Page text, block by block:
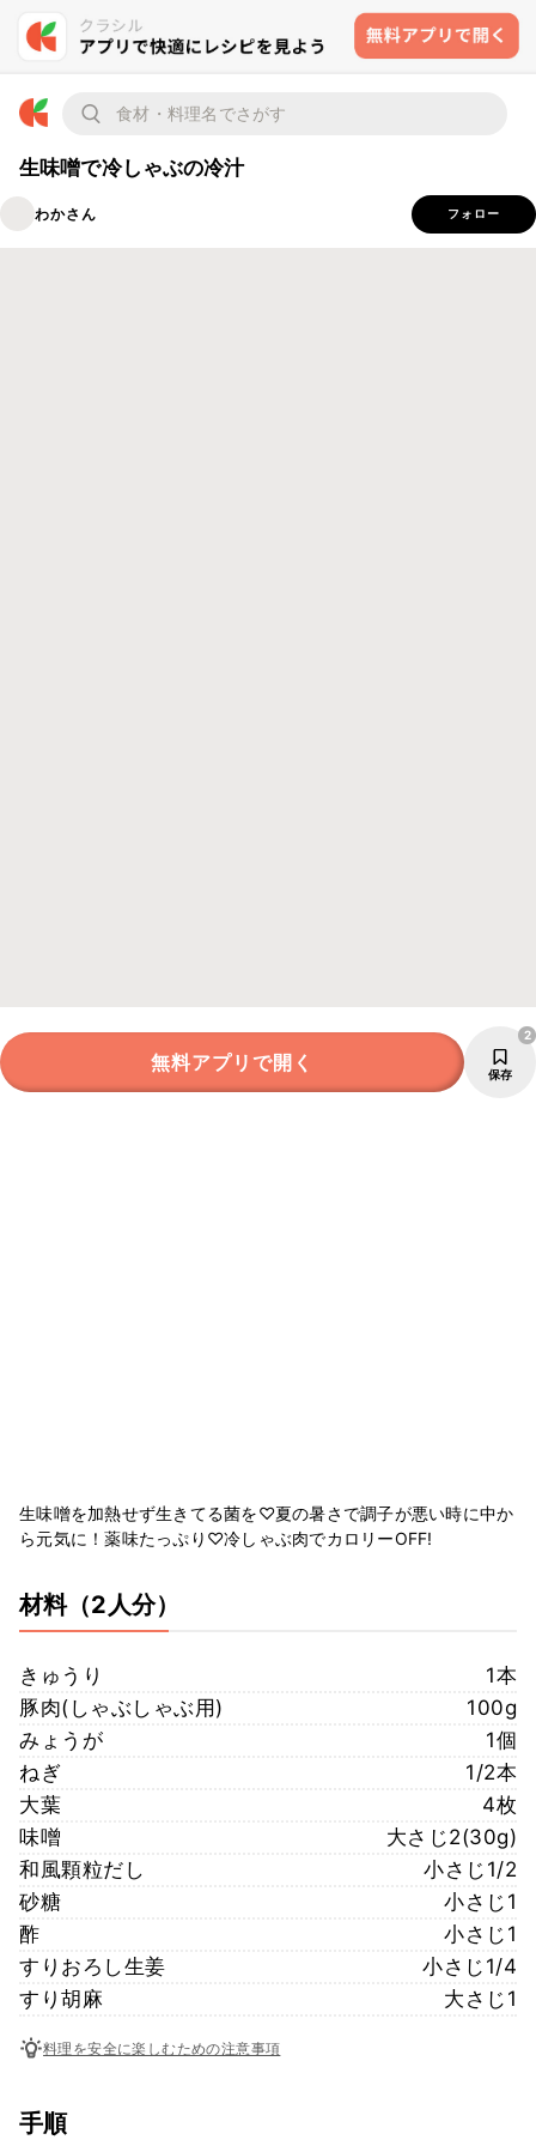
生味噌で冷しゃぶの冷汁
わかさん フォロー
無料アプリで開く 保存
2
生味噌を加熱せず生きてる菌を♡夏の暑さで調子が悪い時に中か
ら元気に！薬味たっぷり♡冷しゃぶ肉でカロリーOFF!
材料（2人分）
きゅうり
1本
豚肉(しゃぶしゃぶ用)
100g
みょうが
1個
ねぎ
1/2本
大葉
4枚
味噌
大さじ2(30g)
和風顆粒だし
小さじ1/2
砂糖
小さじ1
酢
小さじ1
すりおろし生姜
小さじ1/4
すり胡麻
大さじ1
料理を安全に楽しむための注意事項
手順